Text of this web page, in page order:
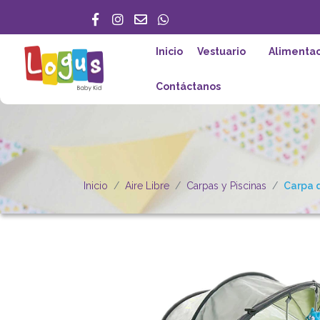
Inicio Vestuario
Contáctanos
Inicio Aire Libre Carpas y Piscinas Carpa